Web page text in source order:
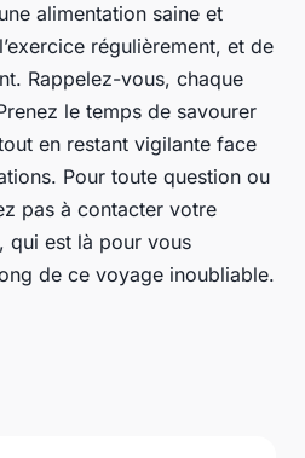
alimentation saine et
régulièrement, et de
Rappelez-vous, chaque
le temps de savourer
en restant vigilante face
Pour toute question ou
pas à contacter votre
qui est là pour vous
de ce voyage inoubliable.